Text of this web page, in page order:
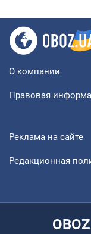
О компании
Правовая
Реклама на сайте
Редакционная